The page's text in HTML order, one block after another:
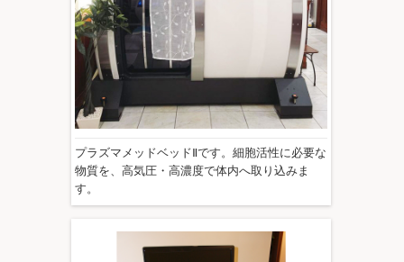
プラズマメッドベッドⅡです。細胞活性に必要な
物質を、高気圧・高濃度で体内へ取り込みま
す。